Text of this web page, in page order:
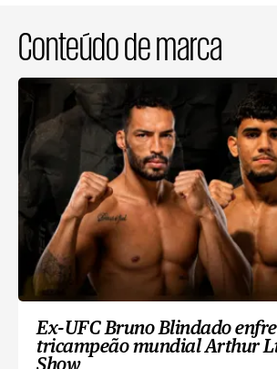
Conteúdo de marca
Ex-UFC Bruno Blindado
tricampeão mundial Arthur